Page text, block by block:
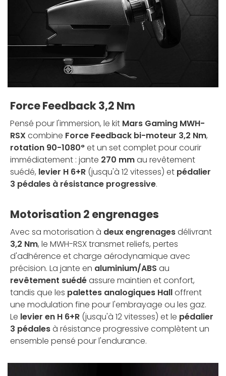
Force Feedback 3,2 Nm
Pensé pour l'immersion, le kit Mars Gaming MWH-
RSX combine Force Feedback bi-moteur 3,2 Nm,
rotation 90-1080°et un set complet pour courir
immédiatement : jante 270 mmau revêtement
suédé, levier H 6+R (jusqu'à 12 vitesses) et pédalier
3 pédales à résistance progressive.
Motorisation 2 engrenages
Avec sa motorisation à deux engrenagesdélivrant
3,2 Nm, le MWH-RSX transmet reliefs, pertes
d'adhérence et charge aérodynamique avec
précision. La jante en aluminium/ABS au
revêtement suédéassure maintien et confort,
tandis que les palettes analogiques Halloffrent
une modulation fine pour l'embrayage ou les gaz.
Le levier en H 6+R (jusqu'à 12 vitesses) et le pédalier
3 pédalesà résistance progressive complètent un
ensemble pensé pour l'endurance.